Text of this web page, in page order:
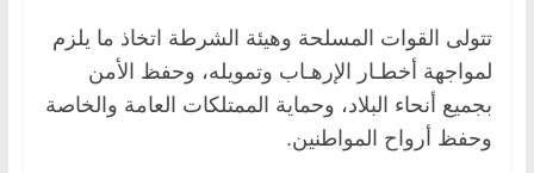
تتولى القوات المسلحة وهيئة الشرطة اتخاذ ما يلزم
لمواجهة أخطـار الإرهـاب وتمويله، وحفظ الأمن
بجميع أنحاء البلاد، وحماية الممتلكات العامة والخاصة
وحفظ أرواح المواطنين.